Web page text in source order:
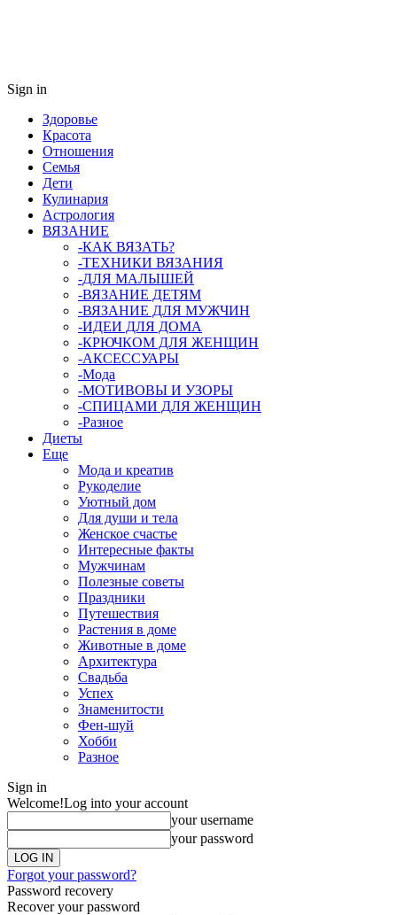
Sign in
Здоровье
Красота
Отношения
Семья
Дети
Кулинария
Астрология
ВЯЗАНИЕ
-КАК ВЯЗАТЬ?
-ТЕХНИКИ ВЯЗАНИЯ
-ДЛЯ МАЛЫШЕЙ
-ВЯЗАНИЕ ДЕТЯМ
-ВЯЗАНИЕ ДЛЯ МУЖЧИН
-ИДЕИ ДЛЯ ДОМА
-КРЮЧКОМ ДЛЯ ЖЕНЩИН
-AКСЕССУАРЫ
-Мода
-МОТИВОВЫ И УЗОРЫ
-СПИЦАМИ ДЛЯ ЖЕНЩИН
-Разное
Диеты
Еще
Мода и креатив
Рукоделие
Уютный дом
Для души и тела
Женское счастье
Интересные факты
Мужчинам
Полезные советы
Праздники
Путешествия
Растения в доме
Животные в доме
Архитектура
Свадьба
Успех
Знаменитости
Фен-шуй
Хобби
Разное
Sign in
Welcome!Log into your account
your username
your password
Forgot your password?
Password recovery
Recover your password